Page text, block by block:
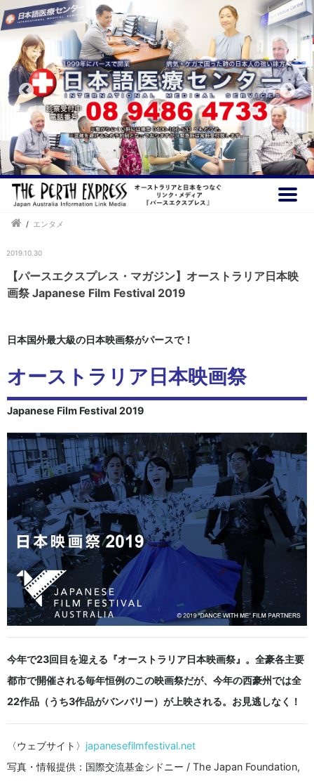
/ エンタメ
2019.10.30
【パースエクスプレス・マガジン】オーストラリア日本映
画祭 Japanese Film Festival 2019
日本国外最大級の日本映画祭がパースで！
オーストラリア日本映画祭
Japanese Film Festival 2019
今年で23回目を迎える『オーストラリア日本映画祭』。全豪各主要
都市で開催される毎年恒例のこの映画祭だが、今年の西豪州では全
22作品（うち3作品がバンバリー）が上映される。お見逃しなく！
〈ウェブサイト〉 japanesefilmfestival.net
写真・情報提供：国際交流基金シドニー / The Japan Foundation,